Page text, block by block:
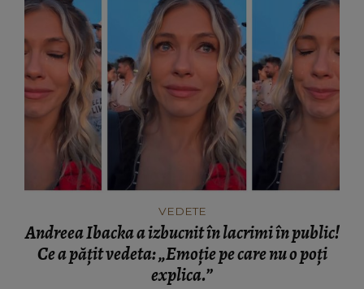
VEDETE
Andreea Ibacka a izbucnit în lacrimi în public!
Ce a pățit vedeta: „Emoție pe care nu o poți
explica.”